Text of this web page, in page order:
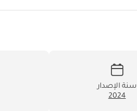
سنة الإصدار
2024